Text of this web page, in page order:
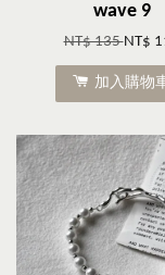
wave 9
NT$ 135NT$
加入購物